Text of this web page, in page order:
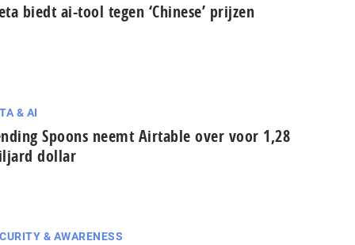
biedt ai-tool tegen ‘Chinese’ prijzen
& AI
Spoons neemt Airtable over voor 1,28
dollar
& AWARENESS